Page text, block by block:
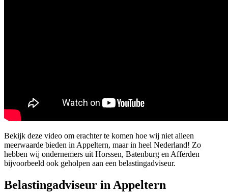
Bekijk deze video om erachter te komen hoe wij niet alleen
meerwaarde bieden in Appeltern, maar in heel Nederland! Zo
hebben wij ondernemers uit Horssen, Batenburg en Afferden
bijvoorbeeld ook geholpen aan een belastingadviseur.
Belastingadviseur in Appeltern